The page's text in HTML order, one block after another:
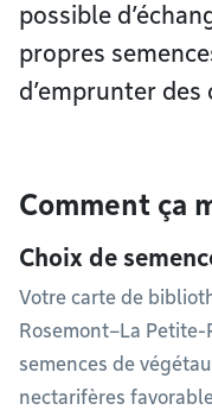
possible
propres
d’emprunter
Comment ça
Choix de
Votre carte de
Rosemont–La Petite-
semences de
nectarifères